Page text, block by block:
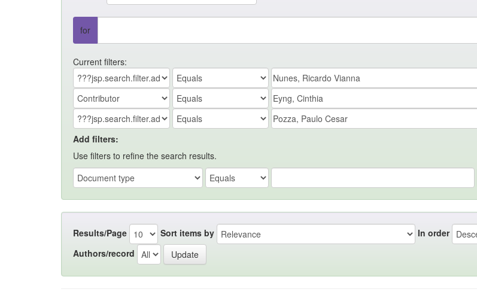
for
Current filters:
Add filters:
Use filters to refine the search results.
Results/Page Sort items by
In order
Authors/record